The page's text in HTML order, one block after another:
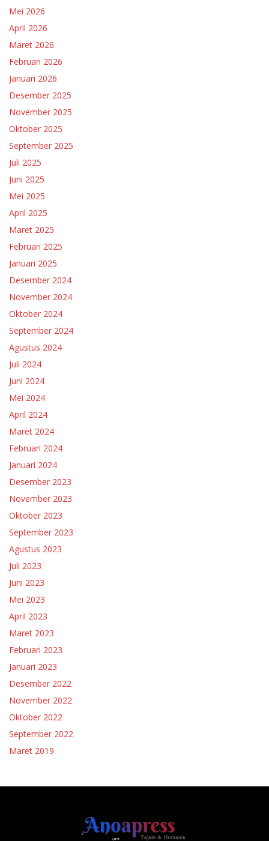
Mei 2026
April 2026
Maret 2026
Februari 2026
Januari 2026
Desember 2025
November 2025
Oktober 2025
September 2025
Juli 2025
Juni 2025
Mei 2025
April 2025
Maret 2025
Februari 2025
Januari 2025
Desember 2024
November 2024
Oktober 2024
September 2024
Agustus 2024
Juli 2024
Juni 2024
Mei 2024
April 2024
Maret 2024
Februari 2024
Januari 2024
Desember 2023
November 2023
Oktober 2023
September 2023
Agustus 2023
Juli 2023
Juni 2023
Mei 2023
April 2023
Maret 2023
Februari 2023
Januari 2023
Desember 2022
November 2022
Oktober 2022
September 2022
Maret 2019